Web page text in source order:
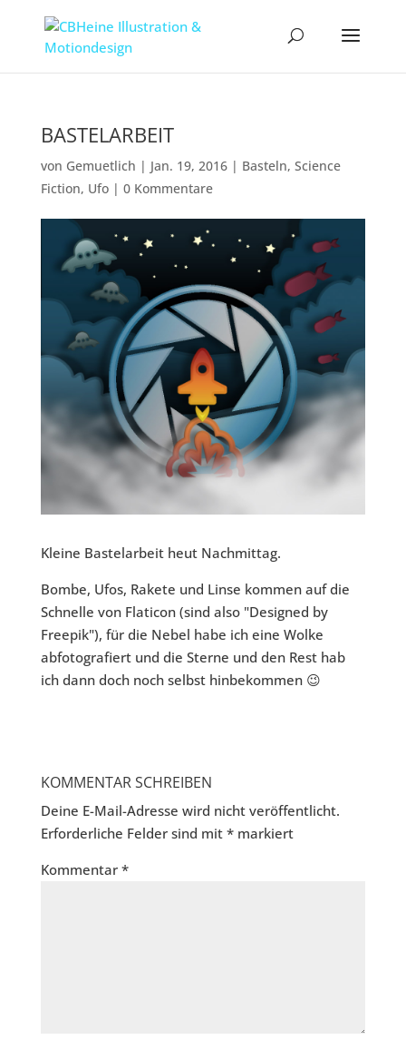
BASTELARBEIT
von Gemuetlich | Jan. 19, 2016| Basteln, Science
Fiction, Ufo| 0 Kommentare
Kleine Bastelarbeit heut Nachmittag.
Bombe, Ufos, Rakete und Linse kommen auf die
Schnelle von Flaticon (sind also "Designed by
Freepik"), für die Nebel habe ich eine Wolke
abfotografiert und die Sterne und den Rest hab
ich dann doch noch selbst hinbekommen 😉
KOMMENTAR SCHREIBEN
Deine E-Mail-Adresse wird nicht veröffentlicht.
Erforderliche Felder sind mit *markiert
Kommentar *